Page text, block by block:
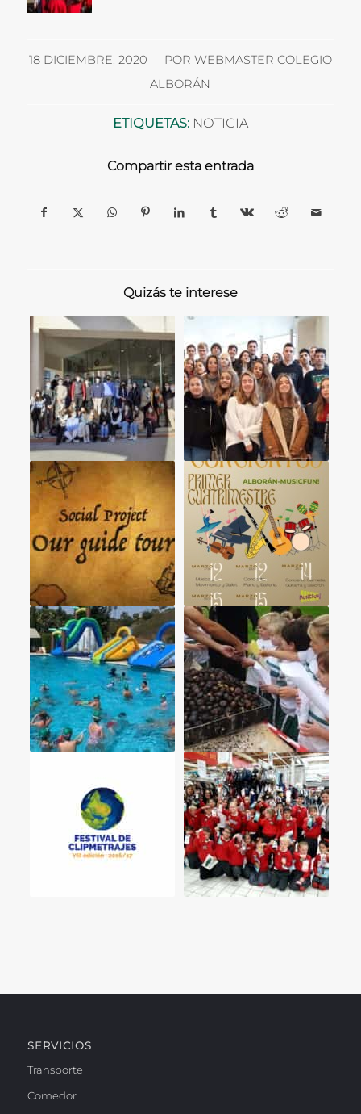
18 DICIEMBRE, 2020
/ POR WEBMASTER COLEGIO
ALBORÁN
ETIQUETAS: NOTICIA
Compartir esta entrada
Quizás te interese
SERVICIOS
Transporte
Comedor